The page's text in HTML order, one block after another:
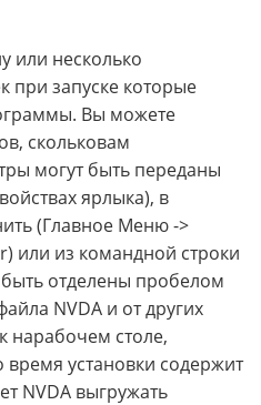
или несколько
при запуске которые
Вы можете
скольковам
могут быть переданы
ярлыка), в
(Главное Меню ->
или из командной строки
отделены пробелом
NVDA и от других
нарабочем столе,
время установки содержит
NVDA выгружать